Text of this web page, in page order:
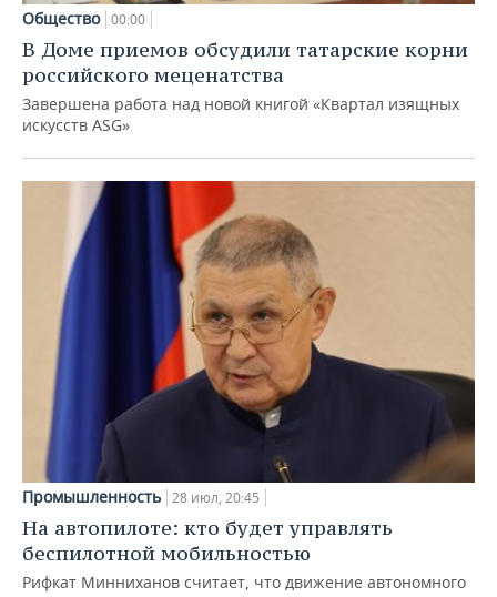
Общество 00:00
В Доме приемов обсудили татарские корни
российского меценатства
Завершена работа над новой книгой «Квартал изящных
искусств ASG»
Промышленность 28 июл, 20:45
На автопилоте: кто будет управлять
беспилотной мобильностью
Рифкат Минниханов считает, что движение автономного